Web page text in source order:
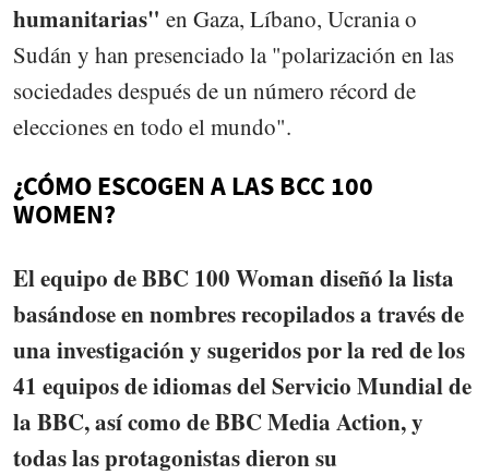
humanitarias" en Gaza, Líbano, Ucrania o
Sudán y han presenciado la "polarización en las
sociedades después de un número récord de
elecciones en todo el mundo".
¿CÓMO ESCOGEN A LAS BCC 100
WOMEN?
El equipo de BBC 100 Woman diseñó la lista
basándose en nombres recopilados a través de
una investigación y sugeridos por la red de los
41 equipos de idiomas del Servicio Mundial de
la BBC, así como de BBC Media Action, y
todas las protagonistas dieron su